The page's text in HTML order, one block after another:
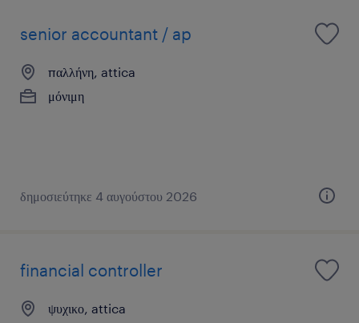
senior accountant / ap
παλλήνη, attica
μόνιμη
δημοσιεύτηκε 4 αυγούστου 2026
financial controller
ψυχικο, attica